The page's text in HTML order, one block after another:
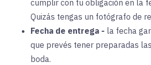
cumplir con tu obligación en la
Quizás tengas un fotógrafo de
Fecha de entrega - la fecha
que prevés tener preparadas
boda.